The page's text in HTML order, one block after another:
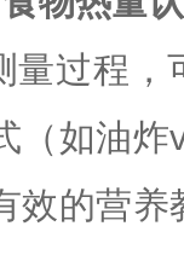
量过程，
（如油
效的营